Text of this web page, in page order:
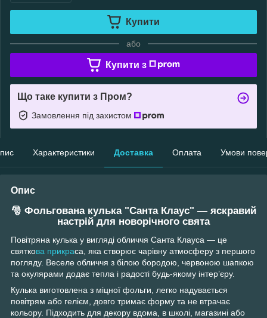
Купити
або
Купити з
Що таке купити з Пром?
Замовлення під захистом
Характеристики Доставка Оплата Умови
Опис
🎅 Фольгована кулька "Санта Клаус" — яскравий
настрій для новорічного свята
Повітряна кулька у вигляді обличчя Санта Клауса — це
святкова прикраса, яка створює чарівну атмосферу з першого
погляду. Веселе обличчя з білою бородою, червоною шапкою
та окулярами додає тепла і радості будь-якому інтер’єру.
Кулька виготовлена з міцної фольги, легко надувається
повітрям або гелієм, довго тримає форму та не втрачає
кольору. Підходить для декору вдома, в школі, магазині або